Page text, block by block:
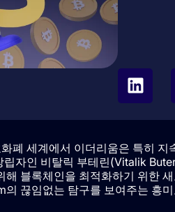
폐 세계에서 이더리움은 특히
립자인 비탈릭 부테린(Vitalik
블록체인을 최적화하기 위한
끊임없는 탐구를 보여주는 흥